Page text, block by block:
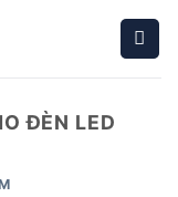
ĐÈN LED